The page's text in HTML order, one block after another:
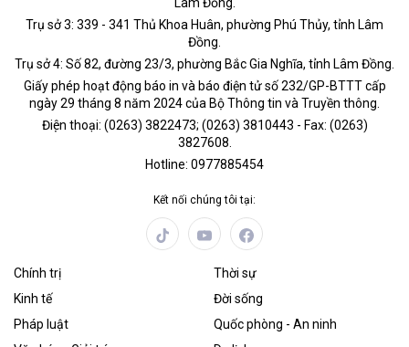
Lâm Đồng.
Trụ sở 3: 339 - 341 Thủ Khoa Huân, phường Phú Thủy, tỉnh Lâm
Đồng.
Trụ sở 4: Số 82, đường 23/3, phường Bắc Gia Nghĩa, tỉnh Lâm Đồng.
Giấy phép hoạt động báo in và báo điện tử số 232/GP-BTTT cấp
ngày 29 tháng 8 năm 2024 của Bộ Thông tin và Truyền thông.
Điện thoại: (0263) 3822473; (0263) 3810443 - Fax: (0263)
3827608.
Hotline: 0977885454
Kết nối chúng tôi tại:
Chính trị
Thời sự
Kinh tế
Đời sống
Pháp luật
Quốc phòng - An ninh